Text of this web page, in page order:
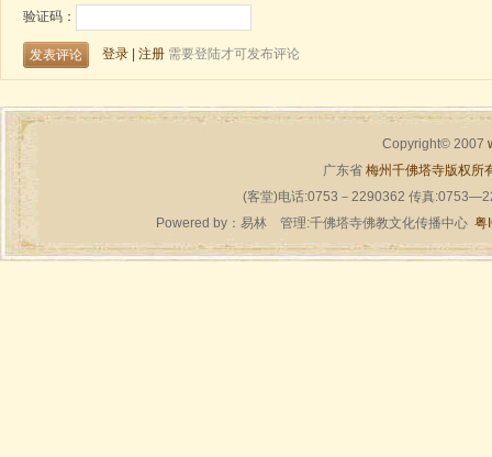
Copyright© 2007
广东省 梅州千佛塔寺版权所
(客堂)电话:0753－2290362 传真
Powered by： 易林管理:千佛塔寺佛教文化传播中心 粤